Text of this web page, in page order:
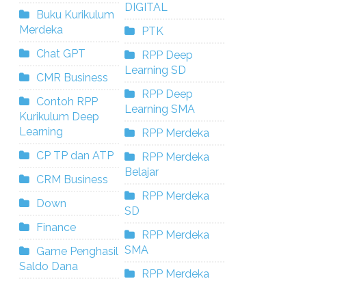
Buku Kurikulum
Merdeka
Chat GPT
CMR Business
Contoh RPP
Kurikulum Deep
Learning
CP TP dan ATP
CRM Business
Down
Finance
Game Penghasil
Saldo Dana
DIGITAL
PTK
RPP Deep
Learning SD
RPP Deep
Learning SMA
RPP Merdeka
RPP Merdeka
Belajar
RPP Merdeka
SD
RPP Merdeka
SMA
RPP Merdeka